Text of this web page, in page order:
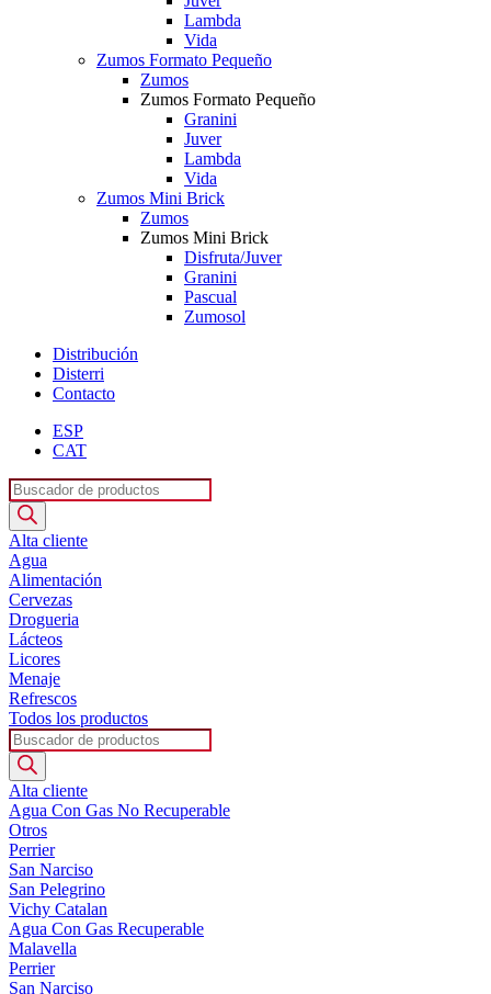
Lambda
Vida
Zumos Formato Pequeño
Zumos
Zumos Formato Pequeño
Granini
Juver
Lambda
Vida
Zumos Mini Brick
Zumos
Zumos Mini Brick
Disfruta/Juver
Granini
Pascual
Zumosol
Distribución
Disterri
Contacto
ESP
CAT
Búsqueda
de
productos
Alta cliente
Agua
Alimentación
Cervezas
Drogueria
Lácteos
Licores
Menaje
Refrescos
Todos los productos
Búsqueda
de
productos
Alta cliente
Agua Con Gas No Recuperable
Otros
Perrier
San Narciso
San Pelegrino
Vichy Catalan
Agua Con Gas Recuperable
Malavella
Perrier
San Narciso